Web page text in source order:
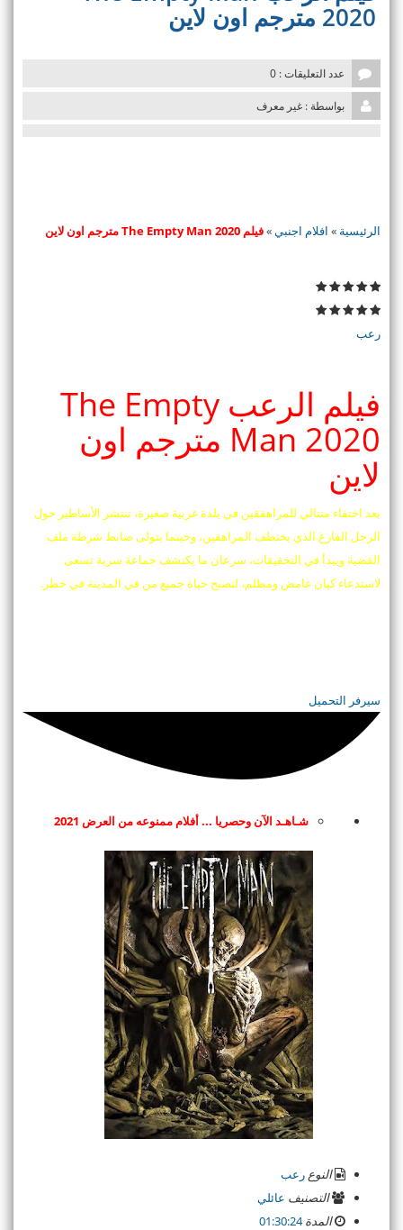
2020 مترجم اون لاين
عدد التعليقات : 0
بواسطة : غير معرف
الرئيسية » افلام اجنبي»فيلم The Empty Man 2020 مترجم اون لاين
رعب
فيلم الرعب The Empty
Man 2020 مترجم اون
لاين
بعد اختفاء متتالي للمراهققين في بلدة غربية صغيرة، تنتشر الأساطير حول
الرجل الفارغ الذي يختطف المراهقين، وحينما يتولى ضابط شرطة ملف
القضية ويبدأ في التحقيقات، سرعان ما يكتشف جماعة سرية تسعى
لاستدعاء كيان غامض ومظلم، لتصبح حياة جميع من في المدينة في خطر.
سيرفر التحميل
شـاهـد الآن وحصريا ... أفلام ممنوعه من العرض 2021
النوع رعب
التصنيف عائلي
المدة 01:30:24